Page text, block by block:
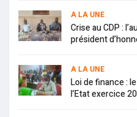
A LA UNE
Crise au CDP :
président
A LA UNE
Loi de finance :
l’Etat exercice